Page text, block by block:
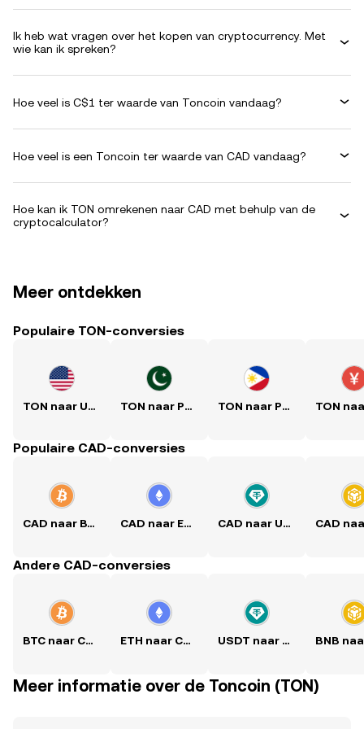
Ik heb wat vragen over het kopen van cryptocurrency. Met
wie kan ik spreken?
Hoe veel is C$1 ter waarde van Toncoin vandaag?
Hoe veel is een Toncoin ter waarde van CAD vandaag?
Hoe kan ik TON omrekenen naar CAD met behulp van de
cryptocalculator?
Meer ontdekken
Populaire TON-conversies
TON naar USD TON naar PKR TON naar PHP
Populaire CAD-conversies
CAD naar BTC CAD naar ETH CAD naar USDT
Andere CAD-conversies
BTC naar CAD ETH naar CAD USDT naar CAD
Meer informatie over de Toncoin (TON)